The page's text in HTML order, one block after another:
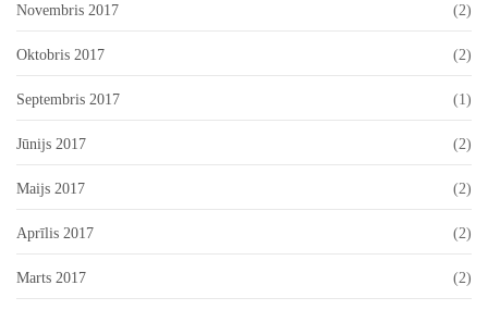
Novembris 2017 (2)
Oktobris 2017 (2)
Septembris 2017 (1)
Jūnijs 2017 (2)
Maijs 2017 (2)
Aprīlis 2017 (2)
Marts 2017 (2)